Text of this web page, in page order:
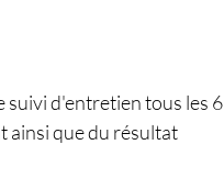
suivi d'entretien tous les 6
ainsi que du résultat